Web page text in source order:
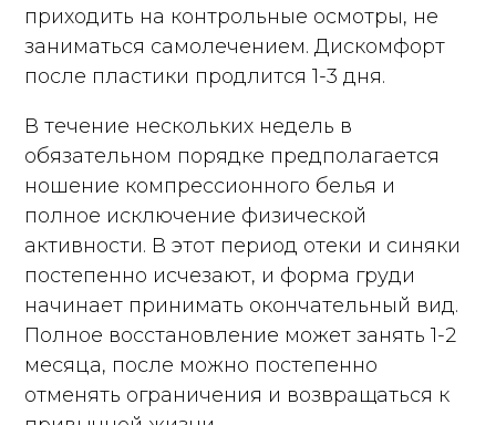
приходить на контрольные осмотры, не
заниматься самолечением. Дискомфорт
после пластики продлится 1-3 дня.
В течение нескольких недель в
обязательном порядке предполагается
ношение компрессионного белья и
полное исключение физической
активности. В этот период отеки и синяки
постепенно исчезают, и форма груди
начинает принимать окончательный вид.
Полное восстановление может занять 1-2
месяца, после можно постепенно
отменять ограничения и возвращаться к